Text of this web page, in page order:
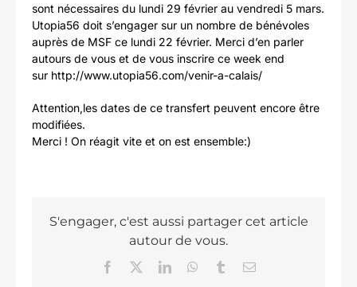
sont nécessaires du lundi 29 février au vendredi 5 mars.
Utopia56 doit s’engager sur un nombre de bénévoles
auprès de MSF ce lundi 22 février. Merci d’en parler
autours de vous et de vous inscrire ce week end
sur http://www.utopia56.com/venir-a-calais/
Attention,les dates de ce transfert peuvent encore être
modifiées.
Merci ! On réagit vite et on est ensemble:)
S'engager, c'est aussi partager cet article
autour de vous.
Facebook LinkedInWhatsAppTumblrEmail